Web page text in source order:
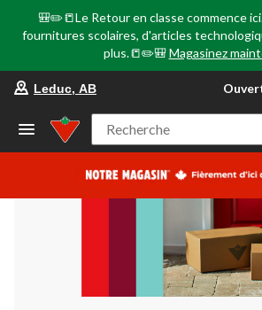
🎒✏️📒Le Retour en classe commence
fournitures scolaires, d'articles
plus.📒✏️🎒 Magasinez
votre
préféré
Leduc,
AB,
courament
Fermeture
à
22:00
cliquer
pour
changer
Leduc, AB
Recherche